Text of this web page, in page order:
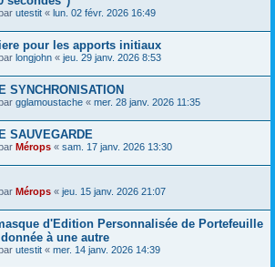
utestit « lun. 02 févr. 2026 16:49
pour les apports initiaux
longjohn « jeu. 29 janv. 2026 8:53
SYNCHRONISATION
gglamoustache « mer. 28 janv. 2026 11:35
SAUVEGARDE
Mérops « sam. 17 janv. 2026 13:30
Mérops « jeu. 15 janv. 2026 21:07
d'Edition Personnalisée de Portefeuille
à une autre
utestit « mer. 14 janv. 2026 14:39